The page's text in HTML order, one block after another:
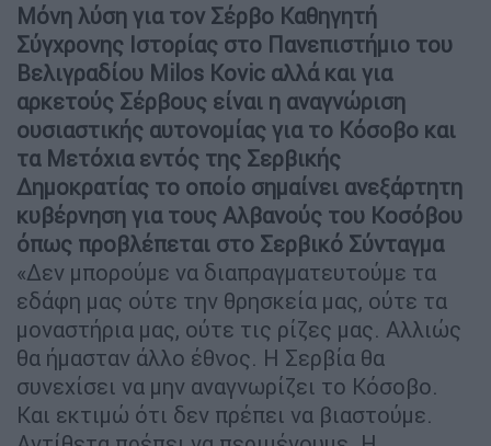
Μόνη λύση για τον Σέρβο Καθηγητή
Σύγχρονης Ιστορίας στο Πανεπιστήμιο του
Βελιγραδίου Milos Kovic αλλά και για
αρκετούς Σέρβους είναι η αναγνώριση
ουσιαστικής αυτονομίας για το Κόσοβο και
τα Μετόχια εντός της Σερβικής
Δημοκρατίας το οποίο σημαίνει ανεξάρτητη
κυβέρνηση για τους Αλβανούς του Κοσόβου
όπως προβλέπεται στο Σερβικό Σύνταγμα
«Δεν μπορούμε να διαπραγματευτούμε τα
εδάφη μας ούτε την θρησκεία μας, ούτε τα
μοναστήρια μας, ούτε τις ρίζες μας. Αλλιώς
θα ήμασταν άλλο έθνος. Η Σερβία θα
συνεχίσει να μην αναγνωρίζει το Κόσοβο.
Και εκτιμώ ότι δεν πρέπει να βιαστούμε.